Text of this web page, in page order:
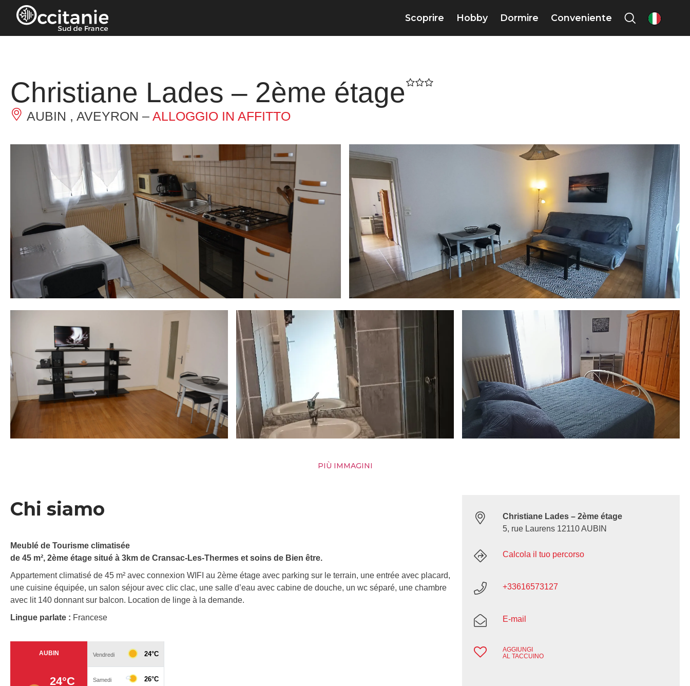
Pannello di gestione dei cookies
Scoprire Hobby Dormire Conveniente
Christiane Lades – 2ème étage
AUBIN , AVEYRON – ALLOGGIO IN AFFITTO
PIÙ IMMAGINI
Chi siamo
Meublé de Tourisme climatisée
de 45 m², 2ème étage situé à 3km de Cransac-Les-Thermes et soins de Bien être.
Appartement climatisé de 45 m² avec connexion WIFI au 2ème étage avec parking sur le terrain, une entrée avec placard,
une cuisine équipée, un salon séjour avec clic clac, une salle d’eau avec cabine de douche, un wc séparé, une chambre
avec lit 140 donnant sur balcon. Location de linge à la demande.
Lingue parlate : Francese
Christiane Lades – 2ème étage
5, rue Laurens 12110 AUBIN
Calcola il tuo percorso
+33616573127
E-mail
AGGIUNGI
AL TACCUINO